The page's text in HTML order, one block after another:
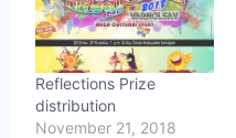
Reflections Prize
distribution
November 21, 2018